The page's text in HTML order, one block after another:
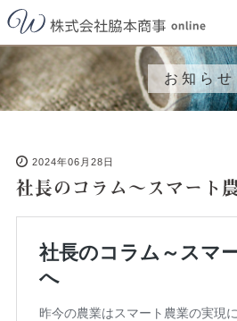
お知らせ
2024年06月28日
社長のコラム～スマート